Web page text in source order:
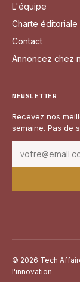
L'équipe
Charte éditoriale
Contact
Annoncez chez
NEWSLETTER
Recevez nos
semaine. Pas de
© 2026 Tech
l'innovation